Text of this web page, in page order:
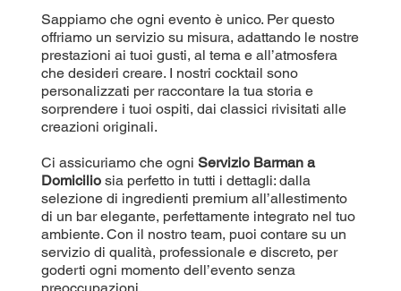
Sappiamo che ogni evento è unico. Per questo
offriamo un servizio su misura, adattando le nostre
prestazioni ai tuoi gusti, al tema e all’atmosfera
che desideri creare. I nostri cocktail sono
personalizzati per raccontare la tua storia e
sorprendere i tuoi ospiti, dai classici rivisitati alle
creazioni originali.
Ci assicuriamo che ogni Servizio Barman a
Domiciliosia perfetto in tutti i dettagli: dalla
selezione di ingredienti premium all’allestimento
di un bar elegante, perfettamente integrato nel tuo
ambiente. Con il nostro team, puoi contare su un
servizio di qualità, professionale e discreto, per
goderti ogni momento dell’evento senza
preoccupazioni.